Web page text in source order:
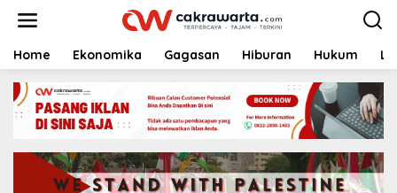
t
Home Ekonomika Gagasan Hiburan Hukum